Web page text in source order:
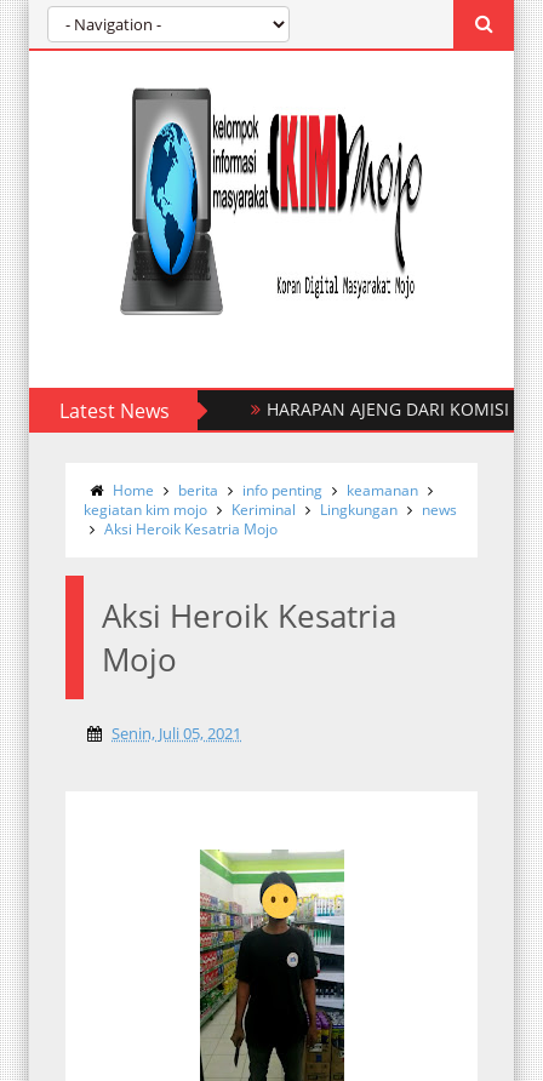
Latest News HARAPAN AJENG DARI KOMISI D ,
Home berita info penting
keamanan
kegiatan kim mojo
Keriminal Lingkungan
news
Aksi Heroik Kesatria Mojo
Aksi Heroik Kesatria
Mojo
Senin, Juli 05, 2021